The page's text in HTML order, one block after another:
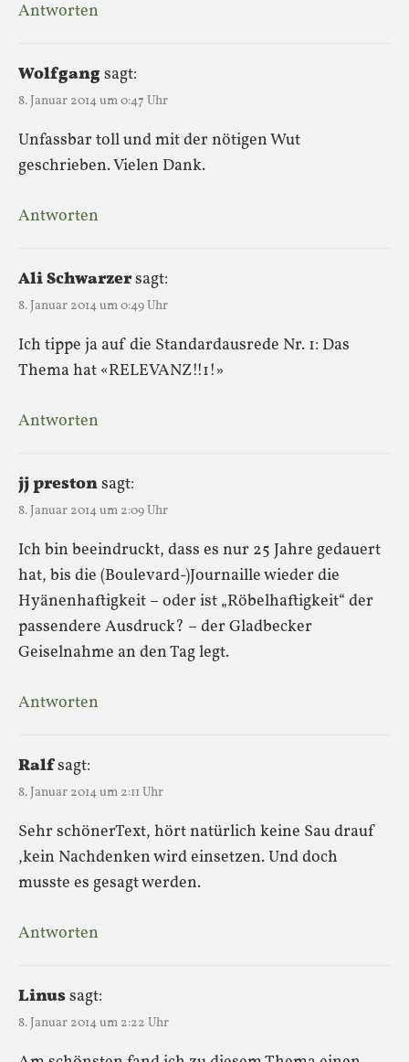
Antworten
Wolfgangsagt:
8. Januar 2014 um 0:47 Uhr
Unfassbar toll und mit der nötigen Wut
geschrieben. Vielen Dank.
Antworten
Ali Schwarzersagt:
8. Januar 2014 um 0:49 Uhr
Ich tippe ja auf die Standardausrede Nr. 1: Das
Thema hat «RELEVANZ!!1!»
Antworten
jj prestonsagt:
8. Januar 2014 um 2:09 Uhr
Ich bin beeindruckt, dass es nur 25 Jahre gedauert
hat, bis die (Boulevard-)Journaille wieder die
Hyänenhaftigkeit – oder ist „Röbelhaftigkeit“ der
passendere Ausdruck? – der Gladbecker
Geiselnahme an den Tag legt.
Antworten
Ralfsagt:
8. Januar 2014 um 2:11 Uhr
Sehr schönerText, hört natürlich keine Sau drauf
,kein Nachdenken wird einsetzen. Und doch
musste es gesagt werden.
Antworten
Linussagt:
8. Januar 2014 um 2:22 Uhr